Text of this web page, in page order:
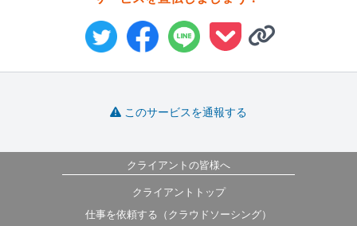
このサービスを通報する
クライアントの皆様へ
クライアントトップ
仕事を依頼する（クラウドソーシング）